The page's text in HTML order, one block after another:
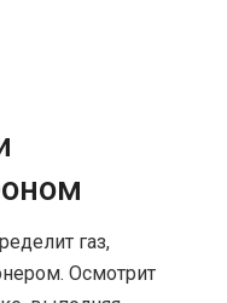
газ,
Осмотрит